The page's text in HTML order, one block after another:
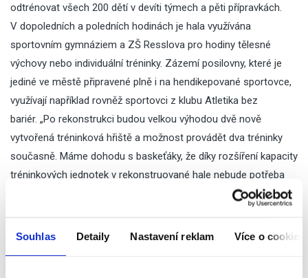
Souhlas Detaily Nastavení reklam Více o cookies
odtrénovat všech 200 dětí v devíti týmech a pěti přípravkách.
V dopoledních a poledních hodinách je hala využívána
sportovním gymnáziem a ZŠ Resslova pro hodiny tělesné
výchovy nebo individuální tréninky. Zázemí posilovny, které je
jediné ve městě připravené plně i na hendikepované sportovce,
využívají například rovněž sportovci z klubu Atletika bez
bariér. „Po rekonstrukci budou velkou výhodou dvě nově
vytvořená tréninková hřiště a možnost provádět dva tréninky
současně. Máme dohodu s baskeťáky, že díky rozšíření kapacity
tréninkových jednotek v rekonstruované hale nebude potřeba
využívat ostatních tělocvičen, a to zejména na ZŠ Studánka,
a tím bude více prostoru pro další sálové sporty jako jsou